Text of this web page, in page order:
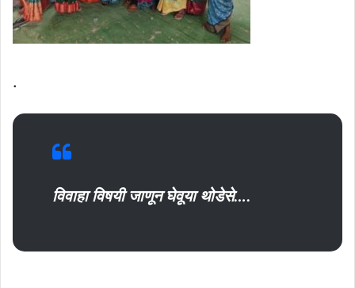
.
विवाहा विषयी जाणून घेवूया थोडेसे….